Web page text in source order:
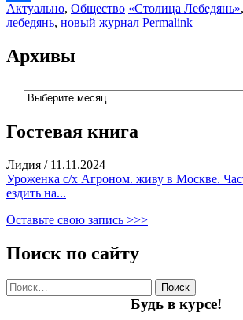
Отправить
Актуально, Общество «Столица Лебедянь»,
лебедянь, новый журнал Permalink
Архивы
Архивы
Гостевая книга
Лидия / 11.11.2024
Уроженка с/х Агроном. живу в Москве.
ездить на...
Оставьте свою запись >>>
Поиск по сайту
Найти:
Будь в курсе!